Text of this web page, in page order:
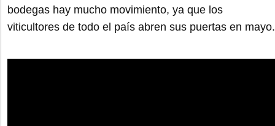
bodegas hay mucho movimiento, ya que los
viticultores de todo el país abren sus puertas en mayo.